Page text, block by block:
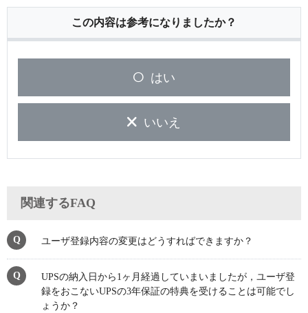
この内容は参考になりましたか？
はい
いいえ
関連するFAQ
ユーザ登録内容の変更はどうすればできますか？
UPSの納入日から1ヶ月経過していまいましたが，ユーザ登
録をおこないUPSの3年保証の特典を受けることは可能でし
ょうか？